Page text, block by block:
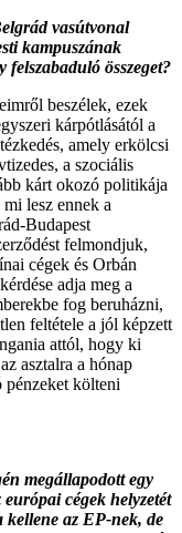
vasútvonal
kampuszának
összeget?
beszélek, ezek
kárpótlásától a
amely erkölcsi
a szociális
kárt okozó politikája
lesz ennek a
Budapest
felmondjuk,
cégek és Orbán
adja meg a
fog beruházni,
feltétele a jól képzett
attól, hogy ki
asztalra a hónap
pénzeket költeni
megállapodott egy
cégek helyzetét
az EP-nek, de